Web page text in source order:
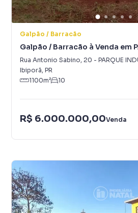
Galpão / Barracão
Galpão / Barracão à Venda em
INDUSTRIAL
Rua Antonio Sabino, 20 - PARQUE
Ibiporã, PR
1100m² 10
R$ 6.000.000,00Venda